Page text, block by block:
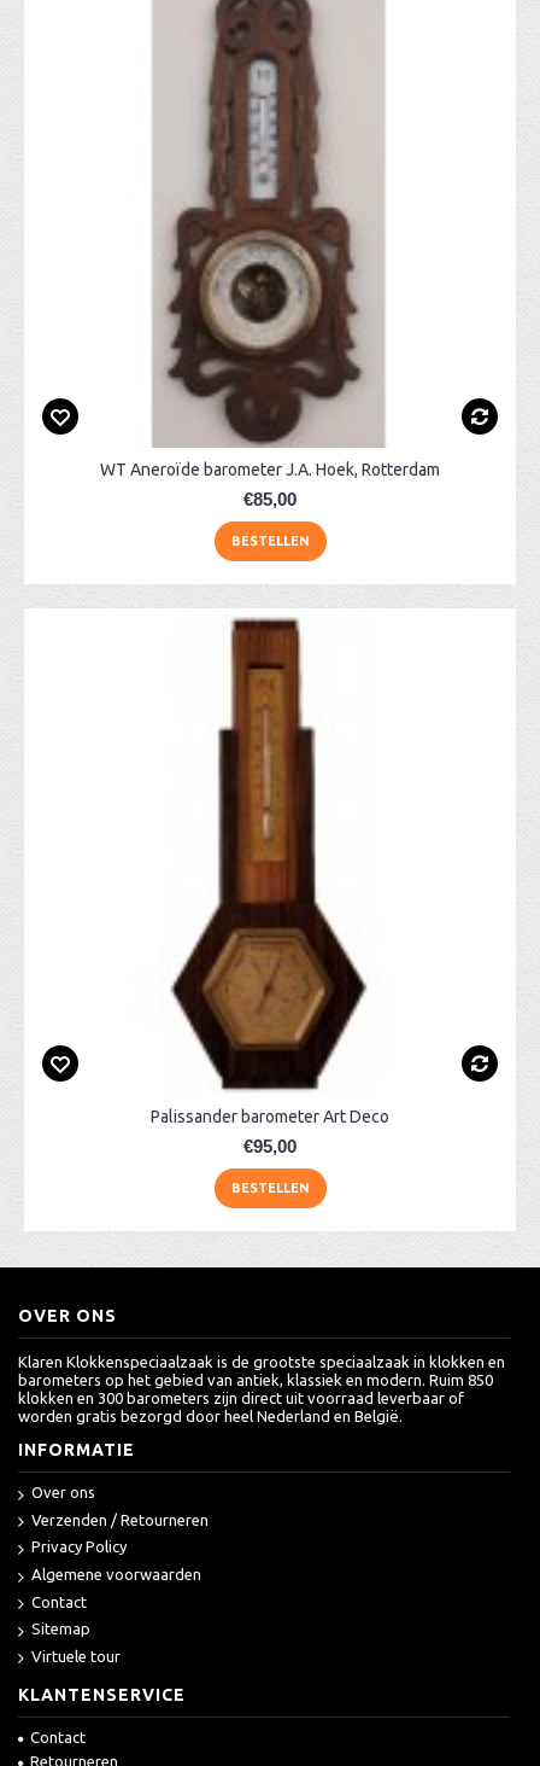
WT Aneroïde barometer J.A. Hoek, Rotterdam
€85,00
BESTELLEN
Palissander barometer Art Deco
€95,00
BESTELLEN
OVER ONS
Klaren Klokkenspeciaalzaak is de grootste speciaalzaak in klokken en
barometers op het gebied van antiek, klassiek en modern. Ruim 850
klokken en 300 barometers zijn direct uit voorraad leverbaar of
worden gratis bezorgd door heel Nederland en België.
INFORMATIE
Over ons
Verzenden / Retourneren
Privacy Policy
Algemene voorwaarden
Contact
Sitemap
Virtuele tour
KLANTENSERVICE
Contact
Retourneren